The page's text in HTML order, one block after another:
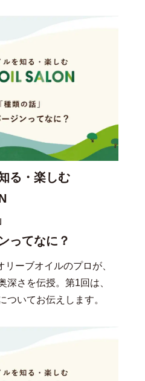
る・楽しむ
ってなに？
ーブオイルのプロが、
深さを伝授。第1回は、
ついてお伝えします。